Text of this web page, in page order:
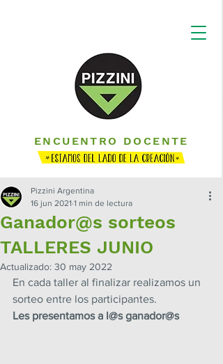
ENCUENTRO DOCENTE
Ganador@s sorteos
TALLERES JUNIO
Pizzini Argentina
16 jun 2021 1 min de lectura
Actualizado: 30 may 2022
En cada taller al finalizar realizamos un
sorteo entre los participantes.
Les presentamos a l@s ganador@s